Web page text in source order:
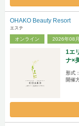
OHAKO Beauty Resort
エステ
オンライン 2026年08
1エ
ナ×
形式
開催